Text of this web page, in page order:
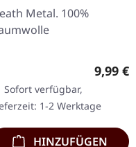
Metal. 100%
9,99 €
Sofort verfügbar,
1-2 Werktage
HINZUFÜGEN